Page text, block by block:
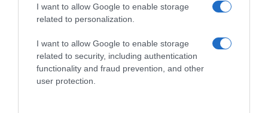
I want to allow Google to enable storage
related to personalization.
I want to allow Google to enable storage
related to security, including authentication
functionality and fraud prevention, and other
user protection.